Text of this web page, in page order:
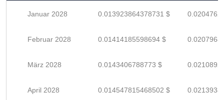
Januar 2028 0.013923864378731 $
Februar 2028 0.01414185598694 $
März 2028 0.0143406788773 $
April 2028 0.014547815468502 $